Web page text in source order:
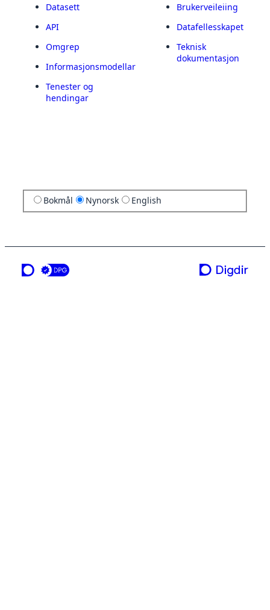
Datasett
API
Omgrep
Informasjonsmodellar
Tenester og
hendingar
Brukerveileiing
Datafellesskapet
Teknisk
dokumentasjon
Bokmål Nynorsk English